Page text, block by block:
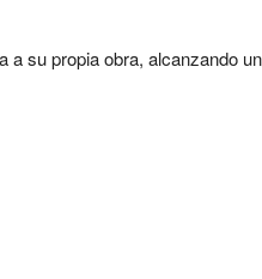
a su propia obra, alcanzando